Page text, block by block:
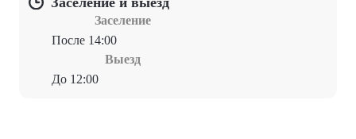
Заселение
После 14:00
Выезд
До 12:00